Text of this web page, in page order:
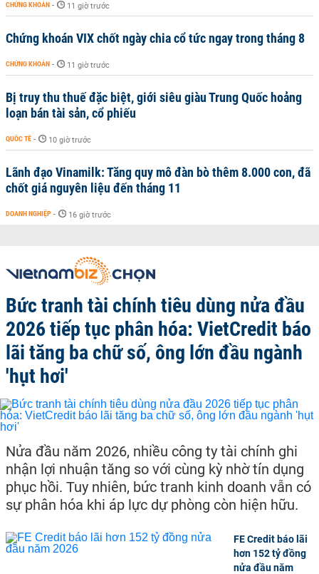
CHỨNG KHOÁN - 11 giờ trước
Chứng khoán VIX chốt ngày chia cổ tức ngay trong tháng 8
CHỨNG KHOÁN - 11 giờ trước
Bị truy thu thuế đặc biệt, giới siêu giàu Trung Quốc hoảng
loạn bán tài sản, cổ phiếu
QUỐC TẾ - 10 giờ trước
Lãnh đạo Vinamilk: Tăng quy mô đàn bò thêm 8.000 con, đã
chốt giá nguyên liệu đến tháng 11
DOANH NGHIỆP - 16 giờ trước
Bức tranh tài chính tiêu dùng nửa đầu
2026 tiếp tục phân hóa: VietCredit báo
lãi tăng ba chữ số, ông lớn đầu ngành
'hụt hơi'
Nửa đầu năm 2026, nhiều công ty tài chính ghi
nhận lợi nhuận tăng so với cùng kỳ nhờ tín dụng
phục hồi. Tuy nhiên, bức tranh kinh doanh vẫn có
sự phân hóa khi áp lực dự phòng còn hiện hữu.
FE Credit báo lãi
hơn 152 tỷ đồng
nửa đầu năm